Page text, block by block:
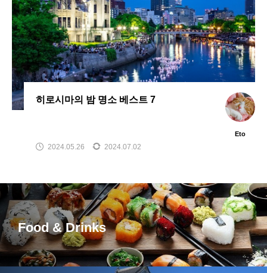
히로시마의 밤 명소 베스트 7
Eto
2024.05.26 2024.07.02
Food & Drinks